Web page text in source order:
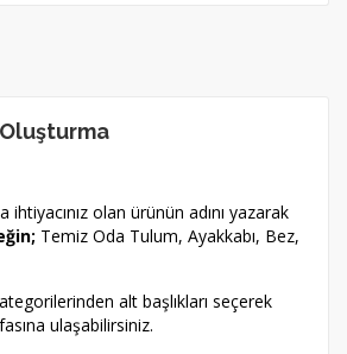
olan ürünün adını yazarak
Temiz Oda Tulum, Ayakkabı, Bez,
alt başlıkları seçerek
ulaşabilirsiniz.